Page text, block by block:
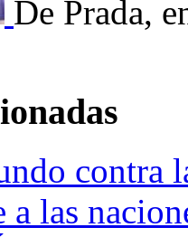
De Prada,
contra
a las